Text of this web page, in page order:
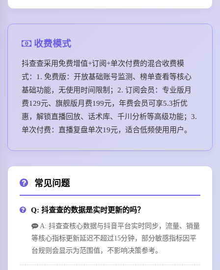
收费模式
抖查查采用免费增值+订阅+单次付费的混合收费模
式：1. 免费版：开放基础账号监测、榜单查看等核心
基础功能，无使用时间限制；2. 订阅会员：专业版月
费129元、旗舰版月费199元，年费会员可享5.3折优
惠，解锁直播回放、话术库、千川分析等高级功能；3.
单次付费：直播复盘单次19元，适合低频使用用户。
常见问题
Q: 抖查查的数据是实时更新的吗？
A: 抖查查核心数据与抖音平台实时同步，流量、销量
等核心指标更新延迟不超过15分钟，部分敏感指标因平
台规则会显示为范围值，不影响决策参考。